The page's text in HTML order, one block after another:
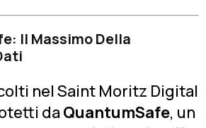
Il Massimo Della
nel Saint Moritz Digital
da QuantumSafe, un